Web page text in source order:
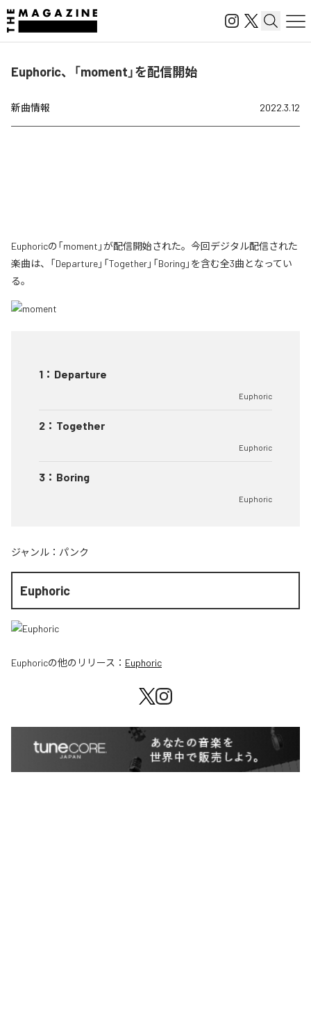
Euphoric、「moment」を配信開始
新曲情報 2022.3.12
Euphoricの「moment」が配信開始された。今回デジタル配信された
楽曲は、「Departure」「Together」「Boring」を含む全3曲となってい
る。
1 ： Departure
Euphoric
2 ： Together
Euphoric
3 ： Boring
Euphoric
ジャンル： パンク
Euphoric
Euphoricの他のリリース： Euphoric